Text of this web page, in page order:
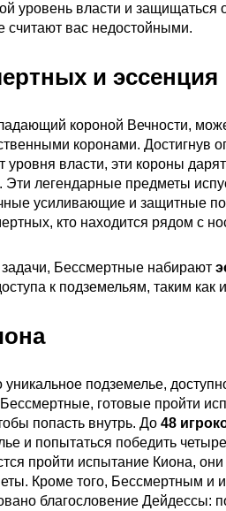
уровень власти и защищаться
вас недостойными.
и эссенция
короной Вечности,
коронами. Достигнув
уровня власти, эти короны
легендарные предметы
усиливающие и защитные
кто находится рядом с
Бессмертные набирают
к подземельям, таким как
подземелье,
готовые пройти
попасть внутрь. До 48
и попытаться победить
пройти испытание Киона, они
Кроме того, Бессмертным и
благословение Дейдессы: